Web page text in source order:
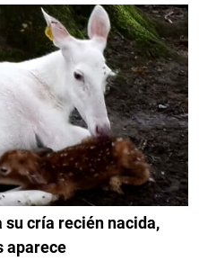
cría recién nacida,
aparece